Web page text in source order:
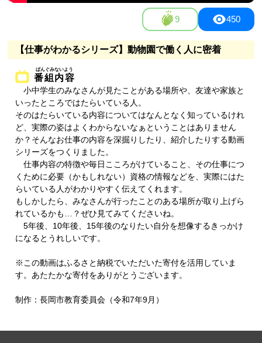
9 450
【仕事がわかるシリーズ】動物園で働く人に密着
番組内容
小中学生のみなさんが見たことがある場所や、友達や家族と
いったところではたらいている人。
そのはたらいている内容についてはなんとなく知っているけれ
ど、実際の姿はよくわからないなぁということはありません
か？そんなお仕事の内容を深掘りしたり、紹介したりする動画
シリーズをつくりました。
仕事内容の特徴や毎日こころがけていること、その仕事につ
くために必要（かもしれない）資格の情報などを、実際にはた
らいている人がわかりやすく伝えてくれます。
もしかしたら、みなさんが行ったことのある場所が取り上げら
れているかも…？ぜひ見てみてくださいね。
5年後、10年後、15年後のなりたい自分を想像するきっかけ
になるとうれしいです。
※この動画はふるさと納税でいただいた寄付を活用していま
す。あたたかな寄付をありがとうございます。
制作：長岡市教育委員会（令和7年9月）